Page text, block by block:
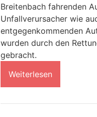
Breitenbach fahrenden
Unfallverursacher wie
entgegenkommenden
wurden durch den
gebracht.
Weiterlesen